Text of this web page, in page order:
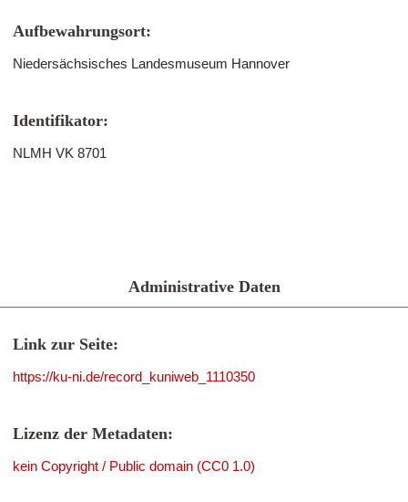
Aufbewahrungsort:
Niedersächsisches Landesmuseum Hannover
Identifikator:
NLMH VK 8701
Administrative Daten
Link zur Seite:
https://ku-ni.de/record_kuniweb_1110350
Lizenz der Metadaten:
kein Copyright / Public domain (CC0 1.0)